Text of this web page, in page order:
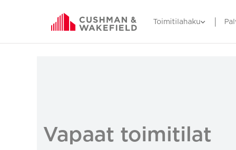
Toimitilahaku
Vapaat toimitilat